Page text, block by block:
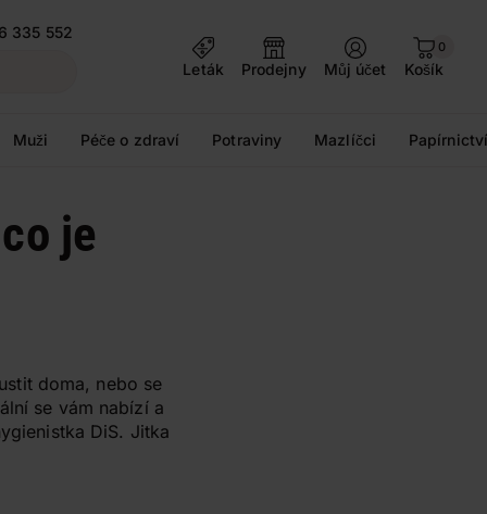
335 552
Leták
Prodejny Můj účet
0
Košík
Muži Péče o zdraví Potraviny Mazlíčci
je
doma, nebo se
se vám nabízí a
DiS. Jitka